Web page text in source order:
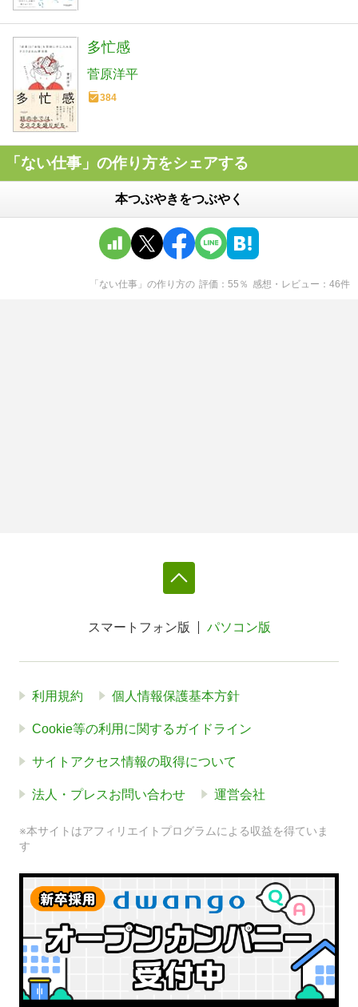
多忙感
菅原洋平
384
「ない仕事」の作り方をシェアする
本つぶやきをつぶやく
「ない仕事」の作り方の 評価 55 ％ 感想・レビュー 46件
スマートフォン版 パソコン版
利用規約 個人情報保護基本方針
Cookie等の利用に関するガイドライン
サイトアクセス情報の取得について
法人・プレスお問い合わせ 運営会社
※本サイトはアフィリエイトプログラムによる収益を得ていま
す